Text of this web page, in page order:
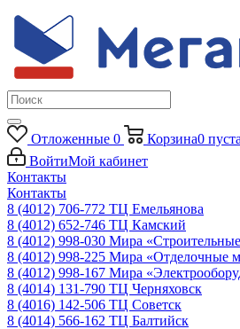
Отложенные 0 Корзина0 пуста
ВойтиМой кабинет
Контакты
Контакты
8 (4012) 706-772 ТЦ Емельянова
8 (4012) 652-746 ТЦ Камский
8 (4012) 998-030 Мира
8 (4012) 998-225 Мира «Отделочные
8 (4012) 998-167 Мира
8 (4014) 131-790 ТЦ Черняховск
8 (4016) 142-506 ТЦ Советск
8 (4014) 566-162 ТЦ Балтийск